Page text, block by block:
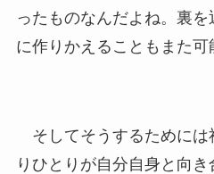
ったものなんだよね。裏
に作りかえることもまた可
そしてそうするためには
りひとりが自分自身と向き